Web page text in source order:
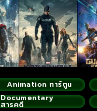
Animation การ์ตูน
Documentary
สารคดี